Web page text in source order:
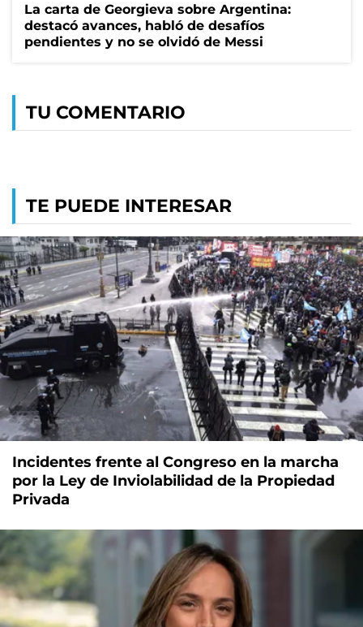
La carta de Georgieva sobre Argentina:
destacó avances, habló de desafíos
pendientes y no se olvidó de Messi
TU COMENTARIO
TE PUEDE INTERESAR
Incidentes frente al Congreso en la marcha
por la Ley de Inviolabilidad de la Propiedad
Privada